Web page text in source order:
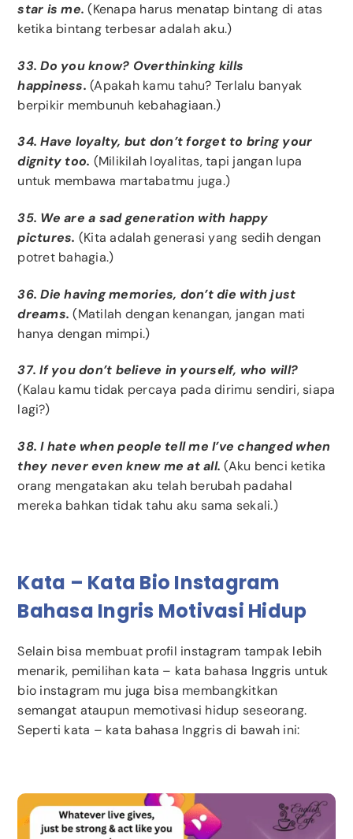
star is me.(Kenapa harus menatap bintang di atas
ketika bintang terbesar adalah aku.)
33. Do you know? Overthinking kills
happiness.(Apakah kamu tahu? Terlalu banyak
berpikir membunuh kebahagiaan.)
34. Have loyalty, but don’t forget to bring your
dignity too. (Milikilah loyalitas, tapi jangan lupa
untuk membawa martabatmu juga.)
35. We are a sad generation with happy
pictures. (Kita adalah generasi yang sedih dengan
potret bahagia.)
36. Die having memories, don’t die with just
dreams.(Matilah dengan kenangan, jangan mati
hanya dengan mimpi.)
37. If you don’t believe in yourself, who will?
(Kalau kamu tidak percaya pada dirimu sendiri, siapa
lagi?)
38. I hate when people tell me I’ve changed when
they never even knew me at all.(Aku benci ketika
orang mengatakan aku telah berubah padahal
mereka bahkan tidak tahu aku sama sekali.)
Kata – Kata Bio Instagram
Bahasa Ingris Motivasi Hidup
Selain bisa membuat profil instagram tampak lebih
menarik, pemilihan kata – kata bahasa Inggris untuk
bio instagram mu juga bisa membangkitkan
semangat ataupun memotivasi hidup seseorang.
Seperti kata – kata bahasa Inggris di bawah ini: